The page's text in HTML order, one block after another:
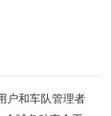
户和车队管理者